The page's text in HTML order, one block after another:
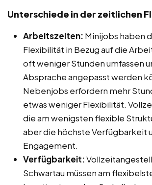
Unterschiede in der zeitlichen
Arbeitszeiten: Minijobs haben
Flexibilität in Bezug auf die
oft weniger Stunden umfassen
Absprache angepasst werden
Nebenjobs erfordern mehr
etwas weniger Flexibilität.
die am wenigsten flexible
aber die höchste Verfügbarkeit
Engagement.
Verfügbarkeit:
Schwartau müssen am